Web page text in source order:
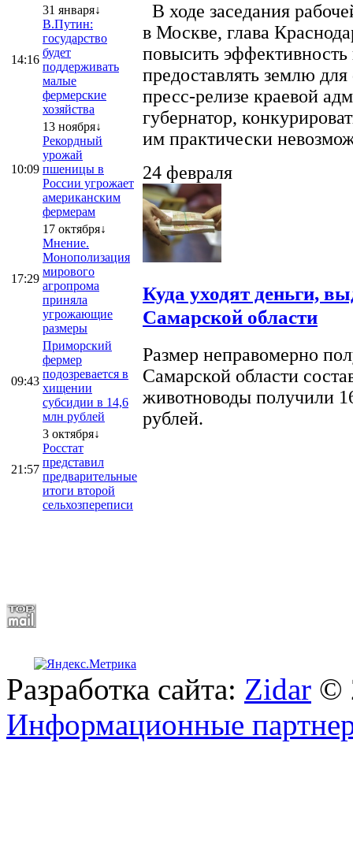
14:16
31 января↓
В.Путин:
государство
будет
поддерживать
малые
фермерские
хозяйства
10:09
13 ноября↓
Рекордный
урожай
пшеницы в
России угрожает
американским
фермерам
17:29
17 октября↓
Мнение.
Монополизация
мирового
агропрома
приняла
угрожающие
размеры
09:43
Приморский
фермер
подозревается в
хищении
субсидии в 14,6
млн рублей
21:57
3 октября↓
Росстат
представил
предварительные
итоги второй
сельхозпереписи
В ходе заседания
в Москве, глава
повысить эффективность
предоставлять землю
пресс-релизе краевой
губернатор,
им практически
24 февраля
Куда уходят деньги,
Самарской области
Размер неправомерно
Самарской области
животноводы получили
рублей.
Разработка сайта: Zidar ©
Информационные